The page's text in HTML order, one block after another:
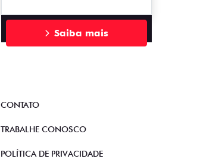
Saiba mais
CONTATO
TRABALHE CONOSCO
POLÍTICA DE PRIVACIDADE